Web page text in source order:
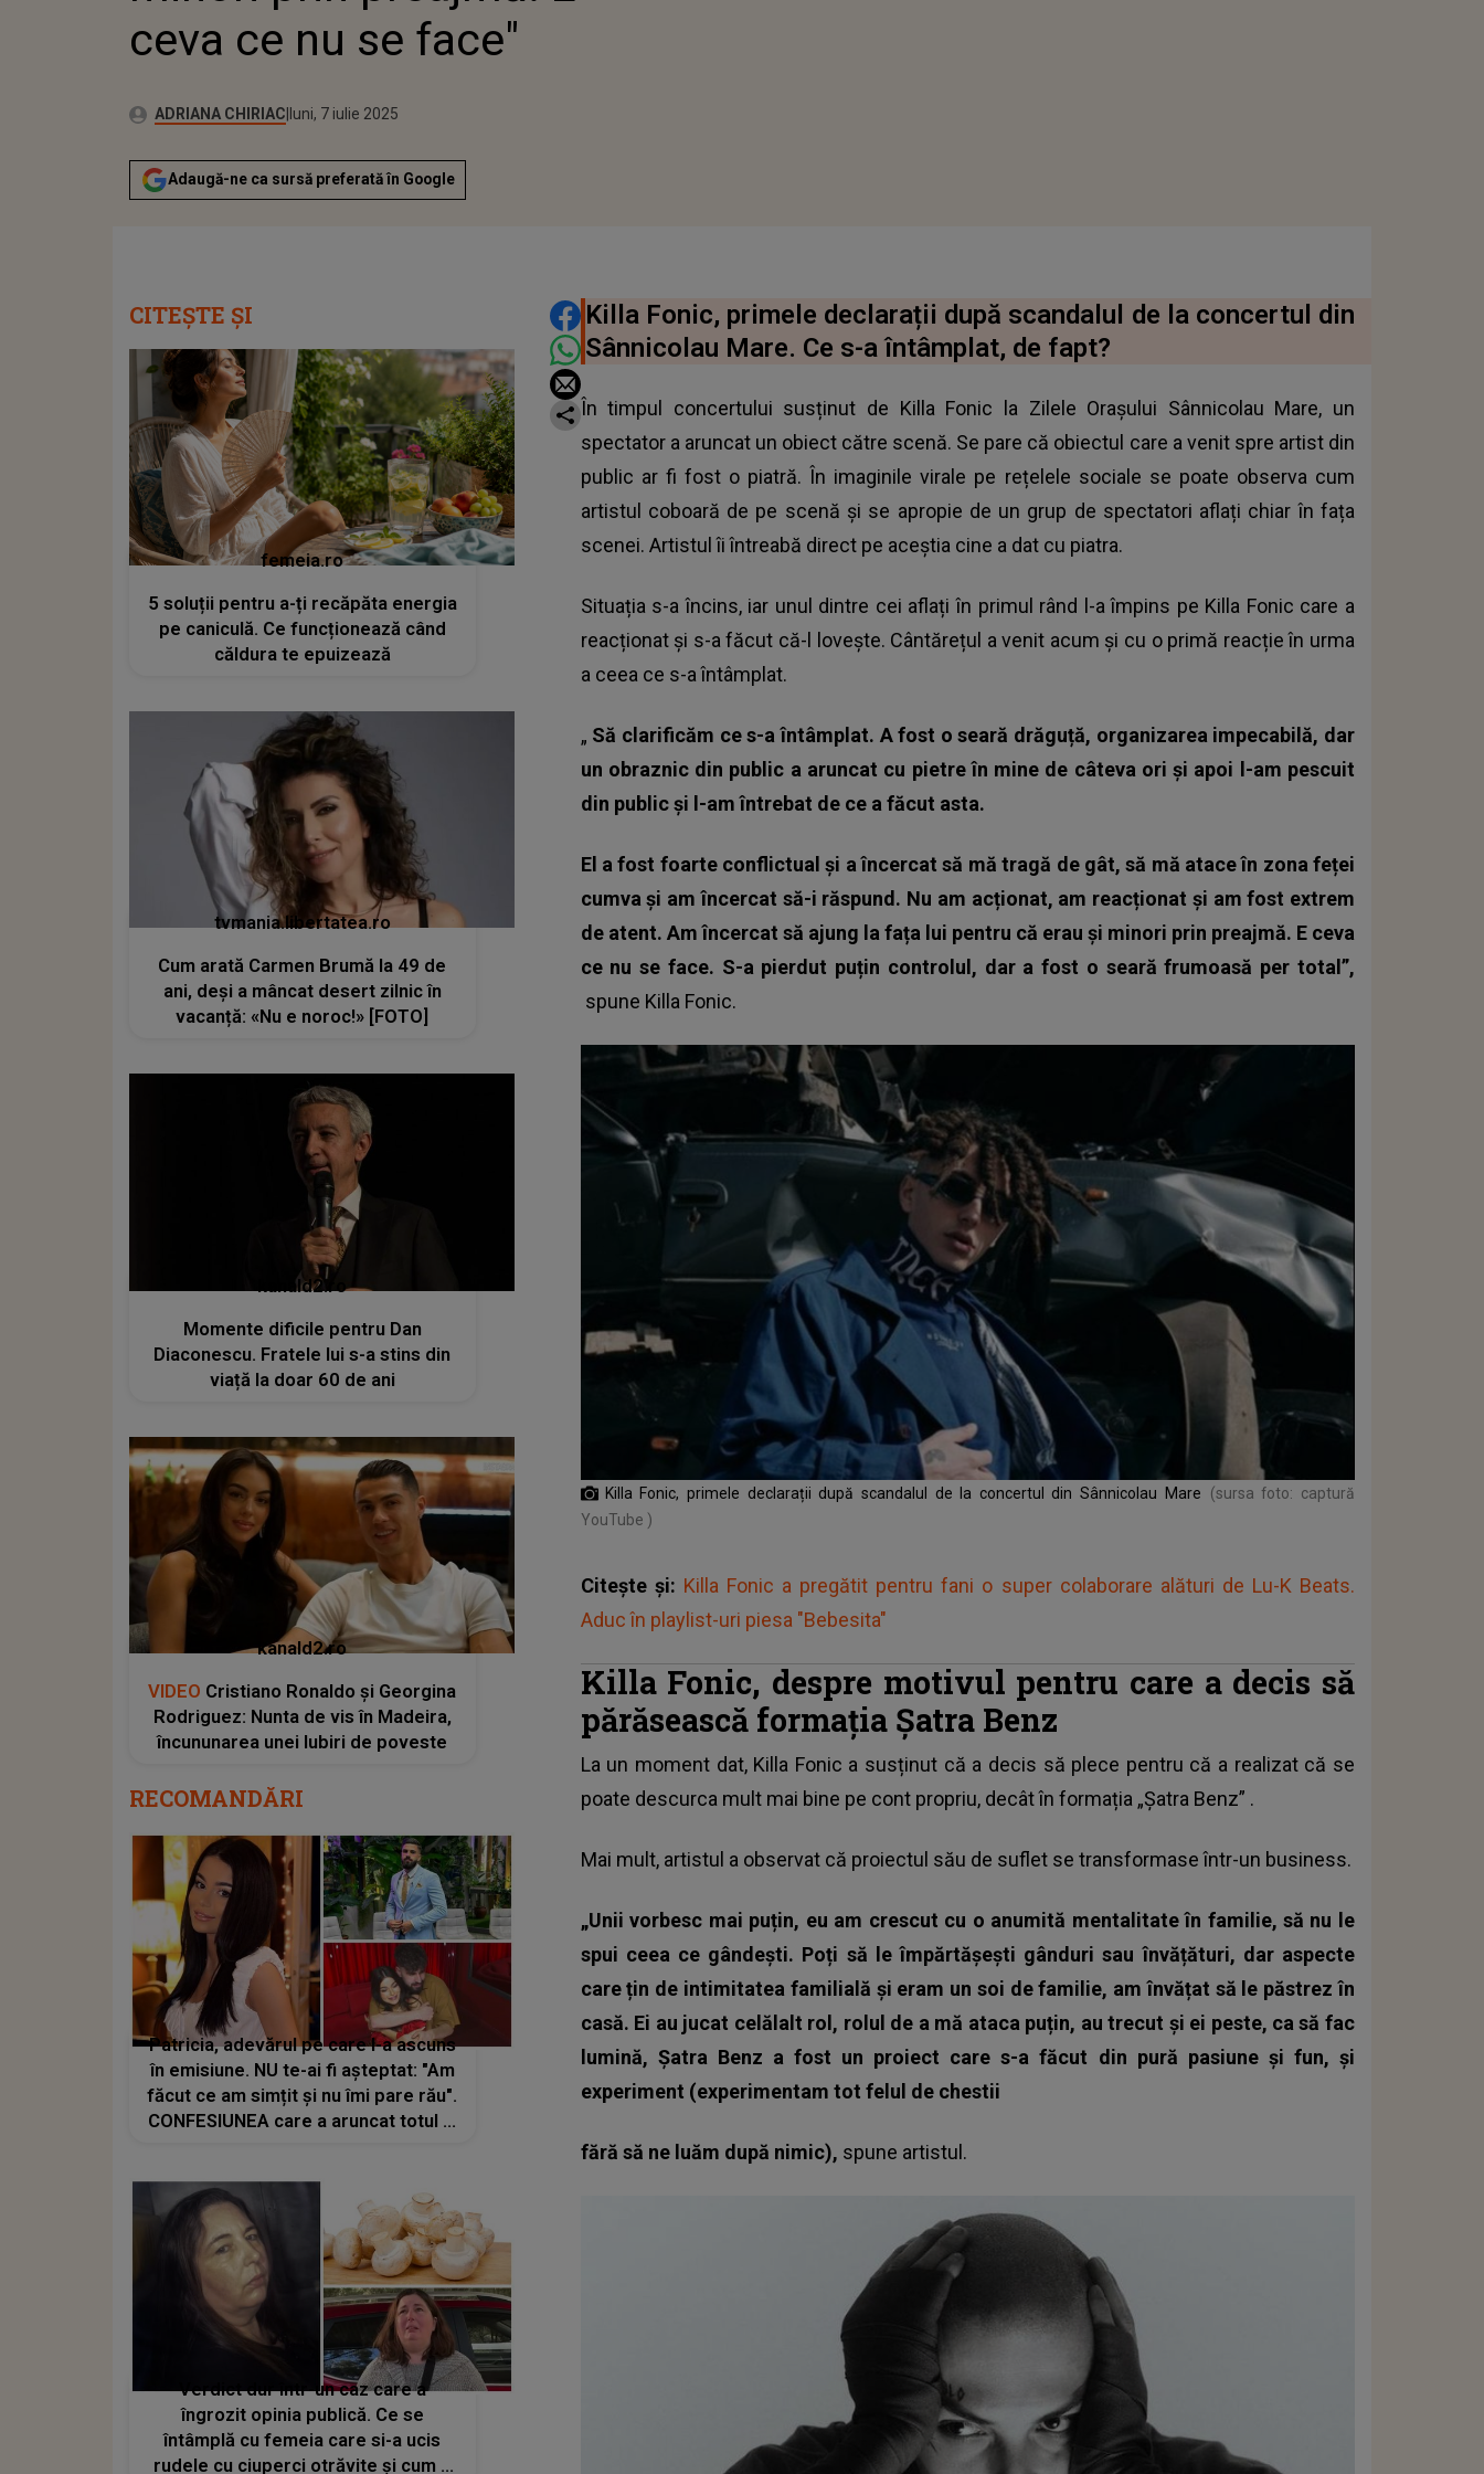
ceva ce nu se face"
Autor:ADRIANA CHIRIACPublicat:
luni, 7 iulie 2025
Actualizat:
luni, 7 iulie 2025
Adaugă-ne ca sursă preferată în Google
DISTRIBUIE ARTICOLUL
Killa Fonic, primele declarații după scandalul de la concertul din
Sânnicolau Mare. Ce s-a întâmplat, de fapt?
În timpul concertului susținut de Killa Fonic la Zilele Orașului Sânnicolau Mare, un
spectator a aruncat un obiect către scenă. Se pare că obiectul care a venit spre artist din
public ar fi fost o piatră. În imaginile virale pe rețelele sociale se poate observa cum
artistul coboară de pe scenă și se apropie de un grup de spectatori aflați chiar în fața
scenei. Artistul îi întreabă direct pe aceștia cine a dat cu piatra.
Situația s-a încins, iar unul dintre cei aflați în primul rând l-a împins pe Killa Fonic care a
reacționat și s-a făcut că-l lovește. Cântărețul a venit acum și cu o primă reacție în urma
a ceea ce s-a întâmplat.
„ Să clarificăm ce s-a întâmplat. A fost o seară drăguță, organizarea impecabilă, dar
un obraznic din public a aruncat cu pietre în mine de câteva ori și apoi l-am pescuit
din public și l-am întrebat de ce a făcut asta.
El a fost foarte conflictual și a încercat să mă tragă de gât, să mă atace în zona feței
cumva și am încercat să-i răspund. Nu am acționat, am reacționat și am fost extrem
de atent. Am încercat să ajung la fața lui pentru că erau și minori prin preajmă. E ceva
ce nu se face. S-a pierdut puțin controlul, dar a fost o seară frumoasă per total”,
spune Killa Fonic.
Killa Fonic, primele declarații după scandalul de la concertul din Sânnicolau Mare
(sursa foto: captură
YouTube )
Citește și: Killa Fonic a pregătit pentru fani o super colaborare alături de Lu-K Beats.
Aduc în playlist-uri piesa "Bebesita"
Killa Fonic, despre motivul pentru care a decis să
părăsească formația Șatra Benz
La un moment dat, Killa Fonic a susținut că a decis să plece pentru că a realizat că se
poate descurca mult mai bine pe cont propriu, decât în formația „Șatra Benz” .
Mai mult, artistul a observat că proiectul său de suflet se transformase într-un business.
„Unii vorbesc mai puțin, eu am crescut cu o anumită mentalitate în familie, să nu le
spui ceea ce gândești. Poți să le împărtășești gânduri sau învățături, dar aspecte
care țin de intimitatea familială și eram un soi de familie, am învățat să le păstrez în
casă. Ei au jucat celălalt rol, rolul de a mă ataca puțin, au trecut și ei peste, ca să fac
lumină, Șatra Benz a fost un proiect care s-a făcut din pură pasiune și fun, și
experiment (experimentam tot felul de chestii
fără să ne luăm după nimic), spune artistul.
CITEȘTE ȘI
femeia.ro
5 soluții pentru a-ți recăpăta energia
pe caniculă. Ce funcționează când
căldura te epuizează
tvmania.libertatea.ro
Cum arată Carmen Brumă la 49 de
ani, deși a mâncat desert zilnic în
vacanță: «Nu e noroc!» [FOTO]
kanald2.ro
Momente dificile pentru Dan
Diaconescu. Fratele lui s-a stins din
viață la doar 60 de ani
kanald2.ro
VIDEO Cristiano Ronaldo și Georgina
Rodriguez: Nunta de vis în Madeira,
încununarea unei Iubiri de poveste
RECOMANDĂRI
Patricia, adevărul pe care l-a ascuns
în emisiune. NU te-ai fi așteptat: "Am
făcut ce am simțit și nu îmi pare rău".
CONFESIUNEA care a aruncat totul în
Verdict dur într-un caz care a
îngrozit opinia publică. Ce se
întâmplă cu femeia care si-a ucis
rudele cu ciuperci otrăvite și cum a